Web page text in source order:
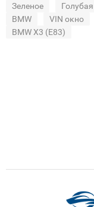
Зеленое Голубая
BMW
VIN окно
BMW X3 (E83)